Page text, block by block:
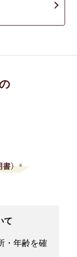
て
・年齢を確